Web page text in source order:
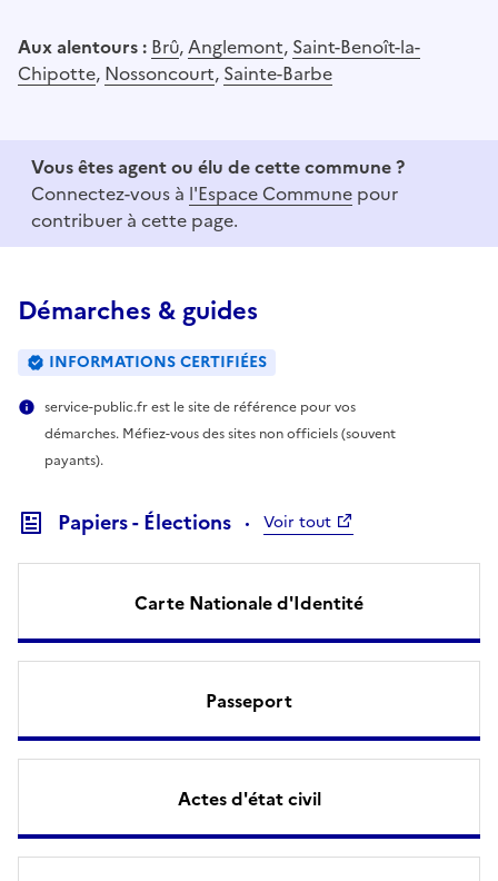
Aux alentours : Brû,Anglemont, Saint-Benoît-la-
Chipotte, Nossoncourt, Sainte-Barbe
Vous êtes agent ou élu de cette commune ?
Connectez-vous à l'Espace Commune pour
contribuer à cette page.
Démarches & guides
INFORMATIONS CERTIFIÉES
service-public.fr est le site de référence pour vos
démarches. Méfiez-vous des sites non officiels (souvent
payants).
Papiers - Élections Voir tout
Carte Nationale d'Identité
Passeport
Actes d'état civil